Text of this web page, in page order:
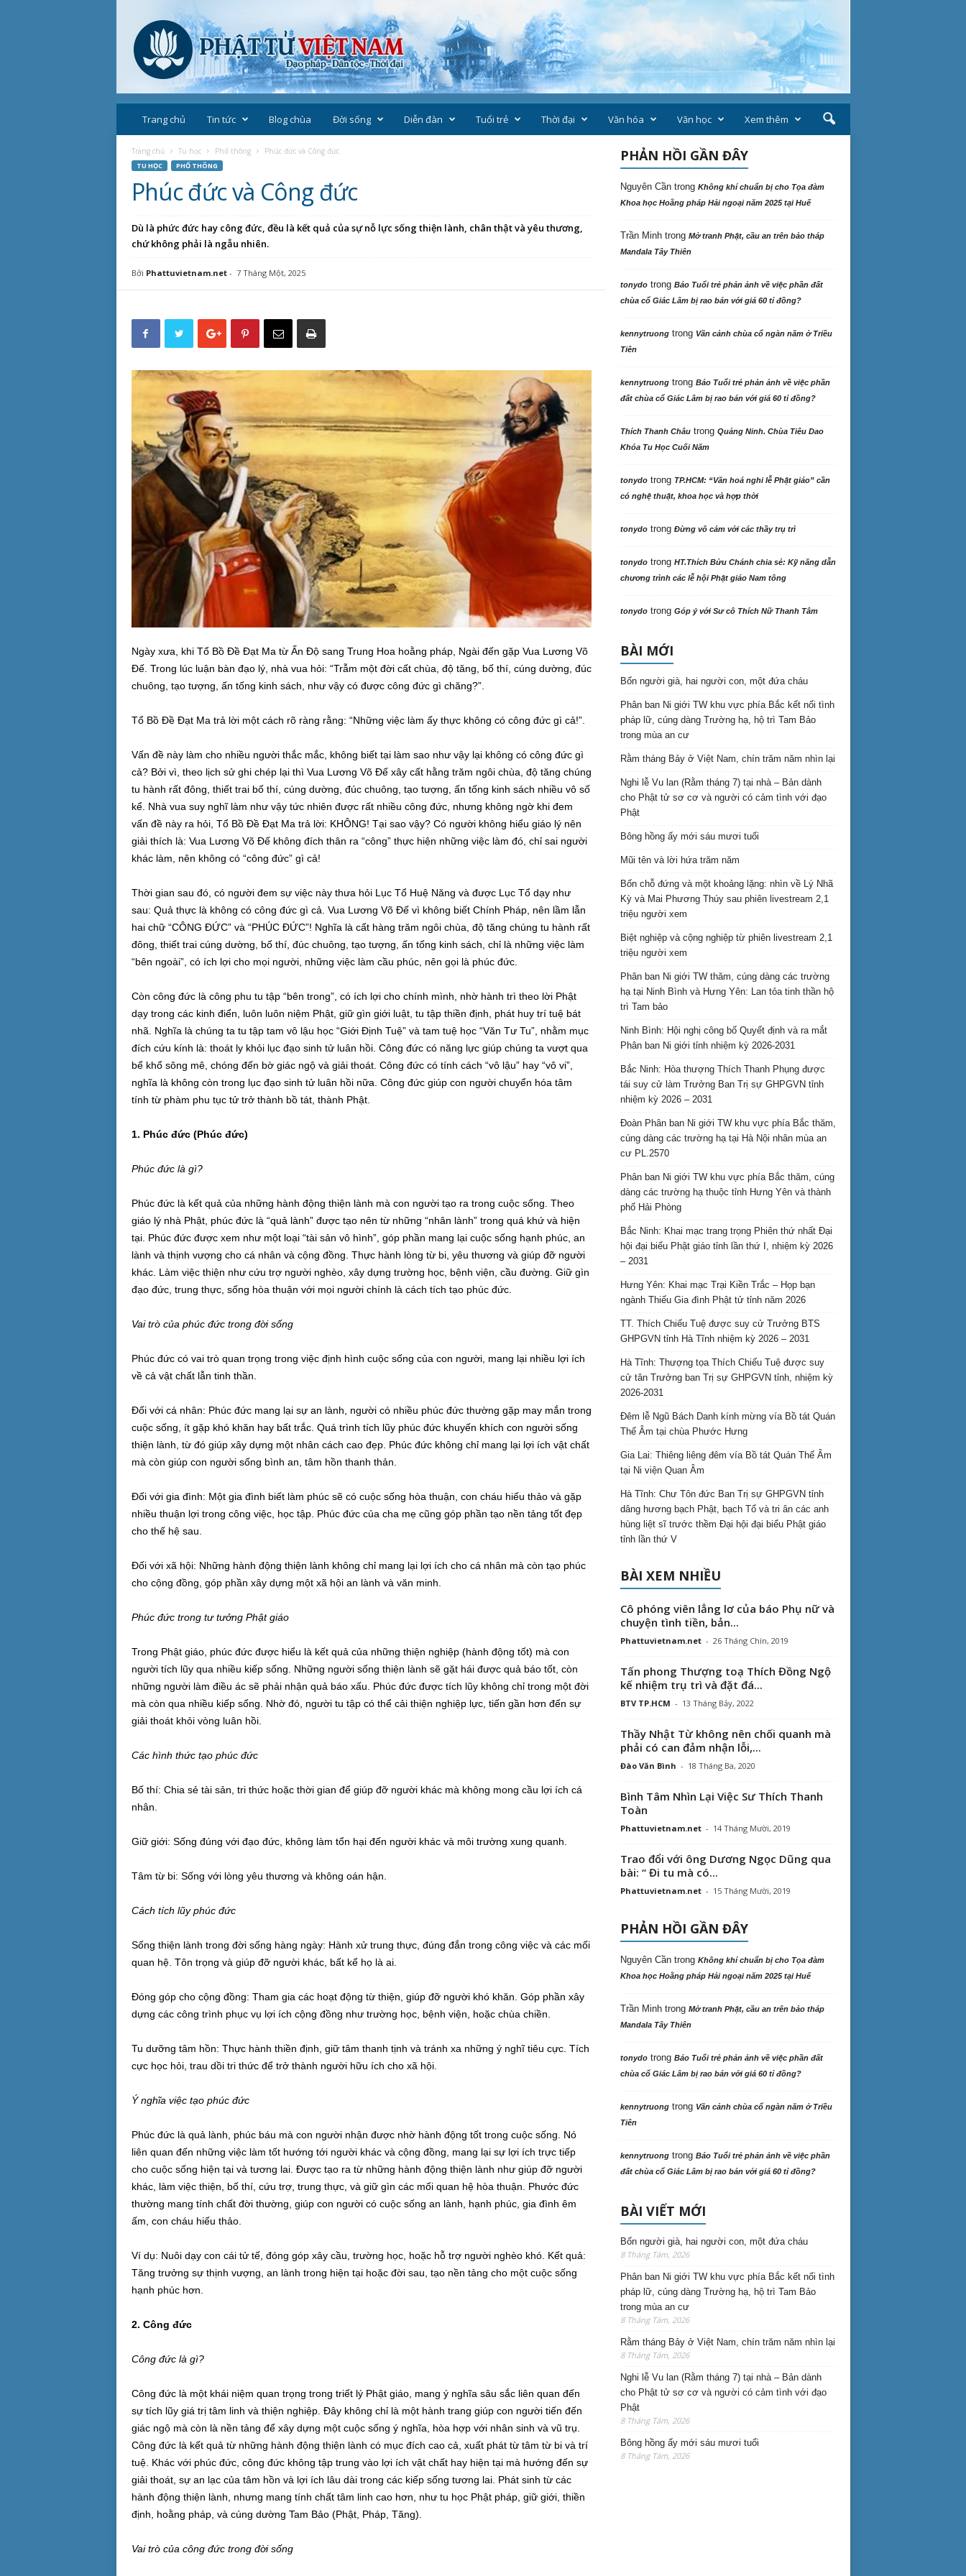
Trang chủ Tin tức Blog chùa Đời sống Diễn đàn Tuổi trẻ Thời đại Văn hóa Văn học Xem thêm
Trang chủ Tu học Phổ thông Phúc đức và Công đức
TU HỌC PHỔ THÔNG
Phúc đức và Công đức
Dù là phức đức hay công đức, đều là kết quả của sự nỗ lực sống thiện lành, chân thật và yêu thương,
chứ không phải là ngẫu nhiên.
Bởi Phattuvietnam.net- 7 Tháng Một, 2025
Ngày xưa, khi Tổ Bồ Đề Đạt Ma từ Ấn Độ sang Trung Hoa hoằng pháp, Ngài đến gặp Vua Lương Võ
Đế. Trong lúc luận bàn đạo lý, nhà vua hỏi: “Trẫm một đời cất chùa, độ tăng, bố thí, cúng dường, đúc
chuông, tạo tượng, ấn tống kinh sách, như vậy có được công đức gì chăng?”.
Tổ Bồ Đề Đạt Ma trả lời một cách rõ ràng rằng: “Những việc làm ấy thực không có công đức gì cả!”.
Vấn đề này làm cho nhiều người thắc mắc, không biết tại làm sao như vậy lại không có công đức gì
cả? Bởi vì, theo lịch sử ghi chép lại thì Vua Lương Võ Đế xây cất hằng trăm ngôi chùa, độ tăng chúng
tu hành rất đông, thiết trai bố thí, cúng dường, đúc chuông, tạo tượng, ấn tống kinh sách nhiều vô số
kể. Nhà vua suy nghĩ làm như vậy tức nhiên được rất nhiều công đức, nhưng không ngờ khi đem
vấn đề này ra hỏi, Tổ Bồ Đề Đạt Ma trả lời: KHÔNG! Tại sao vậy? Có người không hiểu giáo lý nên
giải thích là: Vua Lương Võ Đế không đích thân ra “công” thực hiện những việc làm đó, chỉ sai người
khác làm, nên không có “công đức” gì cả!
Thời gian sau đó, có người đem sự việc này thưa hỏi Lục Tổ Huệ Năng và được Lục Tổ dạy như
sau: Quả thực là không có công đức gì cả. Vua Lương Võ Đế vì không biết Chính Pháp, nên lầm lẫn
hai chữ “CÔNG ĐỨC” và “PHÚC ĐỨC”! Nghĩa là cất hàng trăm ngôi chùa, độ tăng chúng tu hành rất
đông, thiết trai cúng dường, bố thí, đúc chuông, tạo tượng, ấn tống kinh sách, chỉ là những việc làm
“bên ngoài”, có ích lợi cho mọi người, những việc làm cầu phúc, nên gọi là phúc đức.
Còn công đức là công phu tu tập “bên trong”, có ích lợi cho chính mình, nhờ hành trì theo lời Phật
dạy trong các kinh điển, luôn luôn niệm Phật, giữ gìn giới luật, tu tập thiền định, phát huy trí tuệ bát
nhã. Nghĩa là chúng ta tu tập tam vô lậu học “Giới Định Tuệ” và tam tuệ học “Văn Tư Tu”, nhằm mục
đích cứu kính là: thoát ly khỏi lục đạo sinh tử luân hồi. Công đức có năng lực giúp chúng ta vượt qua
bể khổ sông mê, chóng đến bờ giác ngộ và giải thoát. Công đức có tính cách “vô lậu” hay “vô vi”,
nghĩa là không còn trong lục đạo sinh tử luân hồi nữa. Công đức giúp con người chuyển hóa tâm
tính từ phàm phu tục tử trở thành bồ tát, thành Phật.
1. Phúc đức (Phúc đức)
Phúc đức là gì?
Phúc đức là kết quả của những hành động thiện lành mà con người tạo ra trong cuộc sống. Theo
giáo lý nhà Phật, phúc đức là “quả lành” được tạo nên từ những “nhân lành” trong quá khứ và hiện
tại. Phúc đức được xem như một loại “tài sản vô hình”, góp phần mang lại cuộc sống hạnh phúc, an
lành và thịnh vượng cho cá nhân và cộng đồng. Thực hành lòng từ bi, yêu thương và giúp đỡ người
khác. Làm việc thiện như cứu trợ người nghèo, xây dựng trường học, bệnh viện, cầu đường. Giữ gìn
đạo đức, trung thực, sống hòa thuận với mọi người chính là cách tích tạo phúc đức.
Vai trò của phúc đức trong đời sống
Phúc đức có vai trò quan trọng trong việc định hình cuộc sống của con người, mang lại nhiều lợi ích
về cả vật chất lẫn tinh thần.
Đối với cá nhân: Phúc đức mang lại sự an lành, người có nhiều phúc đức thường gặp may mắn trong
cuộc sống, ít gặp khó khăn hay bất trắc. Quá trình tích lũy phúc đức khuyến khích con người sống
thiện lành, từ đó giúp xây dựng một nhân cách cao đẹp. Phúc đức không chỉ mang lại lợi ích vật chất
mà còn giúp con người sống bình an, tâm hồn thanh thản.
Đối với gia đình: Một gia đình biết làm phúc sẽ có cuộc sống hòa thuận, con cháu hiếu thảo và gặp
nhiều thuận lợi trong công việc, học tập. Phúc đức của cha mẹ cũng góp phần tạo nền tảng tốt đẹp
cho thế hệ sau.
Đối với xã hội: Những hành động thiện lành không chỉ mang lại lợi ích cho cá nhân mà còn tạo phúc
cho cộng đồng, góp phần xây dựng một xã hội an lành và văn minh.
Phúc đức trong tư tưởng Phật giáo
Trong Phật giáo, phúc đức được hiểu là kết quả của những thiện nghiệp (hành động tốt) mà con
người tích lũy qua nhiều kiếp sống. Những người sống thiện lành sẽ gặt hái được quả báo tốt, còn
những người làm điều ác sẽ phải nhận quả báo xấu. Phúc đức được tích lũy không chỉ trong một đời
mà còn qua nhiều kiếp sống. Nhờ đó, người tu tập có thể cải thiện nghiệp lực, tiến gần hơn đến sự
giải thoát khỏi vòng luân hồi.
Các hình thức tạo phúc đức
Bố thí: Chia sẻ tài sản, tri thức hoặc thời gian để giúp đỡ người khác mà không mong cầu lợi ích cá
nhân.
Giữ giới: Sống đúng với đạo đức, không làm tổn hại đến người khác và môi trường xung quanh.
Tâm từ bi: Sống với lòng yêu thương và không oán hận.
Cách tích lũy phúc đức
Sống thiện lành trong đời sống hàng ngày: Hành xử trung thực, đúng đắn trong công việc và các mối
quan hệ. Tôn trọng và giúp đỡ người khác, bất kể họ là ai.
Đóng góp cho cộng đồng: Tham gia các hoạt động từ thiện, giúp đỡ người khó khăn. Góp phần xây
dựng các công trình phục vụ lợi ích cộng đồng như trường học, bệnh viện, hoặc chùa chiền.
Tu dưỡng tâm hồn: Thực hành thiền định, giữ tâm thanh tịnh và tránh xa những ý nghĩ tiêu cực. Tích
cực học hỏi, trau dồi tri thức để trở thành người hữu ích cho xã hội.
Ý nghĩa việc tạo phúc đức
Phúc đức là quả lành, phúc báu mà con người nhận được nhờ hành động tốt trong cuộc sống. Nó
liên quan đến những việc làm tốt hướng tới người khác và cộng đồng, mang lại sự lợi ích trực tiếp
cho cuộc sống hiện tại và tương lai. Được tạo ra từ những hành động thiện lành như giúp đỡ người
khác, làm việc thiện, bố thí, cứu trợ, trung thực, và giữ gìn các mối quan hệ hòa thuận. Phước đức
thường mang tính chất đời thường, giúp con người có cuộc sống an lành, hạnh phúc, gia đình êm
ấm, con cháu hiếu thảo.
Ví dụ: Nuôi dạy con cái tử tế, đóng góp xây cầu, trường học, hoặc hỗ trợ người nghèo khó. Kết quả:
Tăng trưởng sự thịnh vượng, an lành trong hiện tại hoặc đời sau, tạo nền tảng cho một cuộc sống
hạnh phúc hơn.
2. Công đức
Công đức là gì?
Công đức là một khái niệm quan trọng trong triết lý Phật giáo, mang ý nghĩa sâu sắc liên quan đến
sự tích lũy giá trị tâm linh và thiện nghiệp. Đây không chỉ là một hành trang giúp con người tiến đến
giác ngộ mà còn là nền tảng để xây dựng một cuộc sống ý nghĩa, hòa hợp với nhân sinh và vũ trụ.
Công đức là kết quả từ những hành động thiện lành có mục đích cao cả, xuất phát từ tâm từ bi và trí
tuệ. Khác với phúc đức, công đức không tập trung vào lợi ích vật chất hay hiện tại mà hướng đến sự
giải thoát, sự an lạc của tâm hồn và lợi ích lâu dài trong các kiếp sống tương lai. Phát sinh từ các
hành động thiện lành, nhưng mang tính chất tâm linh cao hơn, như tu học Phật pháp, giữ giới, thiền
định, hoằng pháp, và cúng dường Tam Bảo (Phật, Pháp, Tăng).
Vai trò của công đức trong đời sống
PHẢN HỒI GẦN ĐÂY
Nguyên Cầntrong Không khí chuẩn bị cho Tọa đàm
Khoa học Hoằng pháp Hải ngoại năm 2025 tại Huế
Trần Minhtrong Mở tranh Phật, cầu an trên bảo tháp
Mandala Tây Thiên
tonydotrong Báo Tuổi trẻ phản ảnh về việc phần đất
chùa cổ Giác Lâm bị rao bán với giá 60 tỉ đồng?
kennytruongtrong Vãn cảnh chùa cổ ngàn năm ở Triều
Tiên
kennytruongtrong Báo Tuổi trẻ phản ảnh về việc phần
đất chùa cổ Giác Lâm bị rao bán với giá 60 tỉ đồng?
Thích Thanh Châutrong Quảng Ninh. Chùa Tiêu Dao
Khóa Tu Học Cuối Năm
tonydotrong TP.HCM: “Văn hoá nghi lễ Phật giáo” cần
có nghệ thuật, khoa học và hợp thời
tonydotrong Đừng vô cảm với các thầy trụ trì
tonydotrong HT.Thích Bửu Chánh chia sẻ: Kỹ năng dẫn
chương trình các lễ hội Phật giáo Nam tông
tonydotrong Góp ý với Sư cô Thích Nữ Thanh Tâm
BÀI MỚI
Bốn người già, hai người con, một đứa cháu
Phân ban Ni giới TW khu vực phía Bắc kết nối tình
pháp lữ, cúng dàng Trường hạ, hộ trì Tam Bảo
trong mùa an cư
Rằm tháng Bảy ở Việt Nam, chín trăm năm nhìn lại
Nghi lễ Vu lan (Rằm tháng 7) tại nhà – Bản dành
cho Phật tử sơ cơ và người có cảm tình với đạo
Phật
Bông hồng ấy mới sáu mươi tuổi
Mũi tên và lời hứa trăm năm
Bốn chỗ đứng và một khoảng lặng: nhìn về Lý Nhã
Kỳ và Mai Phương Thúy sau phiên livestream 2,1
triệu người xem
Biệt nghiệp và cộng nghiệp từ phiên livestream 2,1
triệu người xem
Phân ban Ni giới TW thăm, cúng dàng các trường
hạ tại Ninh Bình và Hưng Yên: Lan tỏa tinh thần hộ
trì Tam bảo
Ninh Bình: Hội nghị công bố Quyết định và ra mắt
Phân ban Ni giới tỉnh nhiệm kỳ 2026-2031
Bắc Ninh: Hòa thượng Thích Thanh Phụng được
tái suy cử làm Trưởng Ban Trị sự GHPGVN tỉnh
nhiệm kỳ 2026 – 2031
Đoàn Phân ban Ni giới TW khu vực phía Bắc thăm,
cúng dàng các trường hạ tại Hà Nội nhân mùa an
cư PL.2570
Phân ban Ni giới TW khu vực phía Bắc thăm, cúng
dàng các trường hạ thuộc tỉnh Hưng Yên và thành
phố Hải Phòng
Bắc Ninh: Khai mạc trang trọng Phiên thứ nhất Đại
hội đại biểu Phật giáo tỉnh lần thứ I, nhiệm kỳ 2026
– 2031
Hưng Yên: Khai mạc Trại Kiền Trắc – Họp bạn
ngành Thiếu Gia đình Phật tử tỉnh năm 2026
TT. Thích Chiếu Tuệ được suy cử Trưởng BTS
GHPGVN tỉnh Hà Tĩnh nhiệm kỳ 2026 – 2031
Hà Tĩnh: Thượng tọa Thích Chiếu Tuệ được suy
cử tân Trưởng ban Trị sự GHPGVN tỉnh, nhiệm kỳ
2026-2031
Đêm lễ Ngũ Bách Danh kính mừng vía Bồ tát Quán
Thế Âm tại chùa Phước Hưng
Gia Lai: Thiêng liêng đêm vía Bồ tát Quán Thế Âm
tại Ni viện Quan Âm
Hà Tĩnh: Chư Tôn đức Ban Trị sự GHPGVN tỉnh
dâng hương bạch Phật, bạch Tổ và tri ân các anh
hùng liệt sĩ trước thềm Đại hội đại biểu Phật giáo
tỉnh lần thứ V
BÀI XEM NHIỀU
Cô phóng viên lẳng lơ của báo Phụ nữ và
chuyện tình tiền, bản...
Phattuvietnam.net - 26 Tháng Chín, 2019
Tấn phong Thượng toạ Thích Đồng Ngộ
kế nhiệm trụ trì và đặt đá...
BTV TP.HCM - 13 Tháng Bảy, 2022
Thầy Nhật Từ không nên chối quanh mà
phải có can đảm nhận lỗi,...
Đào Văn Bình - 18 Tháng Ba, 2020
Bình Tâm Nhìn Lại Việc Sư Thích Thanh
Toàn
Phattuvietnam.net - 14 Tháng Mười, 2019
Trao đổi với ông Dương Ngọc Dũng qua
bài: “ Đi tu mà có...
Phattuvietnam.net - 15 Tháng Mười, 2019
PHẢN HỒI GẦN ĐÂY
Nguyên Cầntrong Không khí chuẩn bị cho Tọa đàm
Khoa học Hoằng pháp Hải ngoại năm 2025 tại Huế
Trần Minhtrong Mở tranh Phật, cầu an trên bảo tháp
Mandala Tây Thiên
tonydotrong Báo Tuổi trẻ phản ảnh về việc phần đất
chùa cổ Giác Lâm bị rao bán với giá 60 tỉ đồng?
kennytruongtrong Vãn cảnh chùa cổ ngàn năm ở Triều
Tiên
kennytruongtrong Báo Tuổi trẻ phản ảnh về việc phần
đất chùa cổ Giác Lâm bị rao bán với giá 60 tỉ đồng?
BÀI VIẾT MỚI
Bốn người già, hai người con, một đứa cháu
8 Tháng Tám, 2026
Phân ban Ni giới TW khu vực phía Bắc kết nối tình
pháp lữ, cúng dàng Trường hạ, hộ trì Tam Bảo
trong mùa an cư
8 Tháng Tám, 2026
Rằm tháng Bảy ở Việt Nam, chín trăm năm nhìn lại
8 Tháng Tám, 2026
Nghi lễ Vu lan (Rằm tháng 7) tại nhà – Bản dành
cho Phật tử sơ cơ và người có cảm tình với đạo
Phật
8 Tháng Tám, 2026
Bông hồng ấy mới sáu mươi tuổi
8 Tháng Tám, 2026